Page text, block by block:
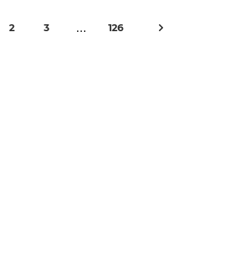
2 3 126